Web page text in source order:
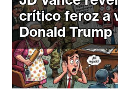
p
t
o
M
e
r
crítico feroz a
Donald Trump